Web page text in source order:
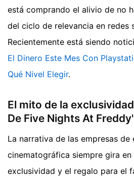
está comprando el alivio de no
del ciclo de relevancia en redes
Recientemente está siendo
El Dinero Este Mes Con
Qué Nivel Elegir.
El mito de la
De Five Nights At
La narrativa de las empresas de
cinematográfica siempre gira
exclusividad y el regalo para el